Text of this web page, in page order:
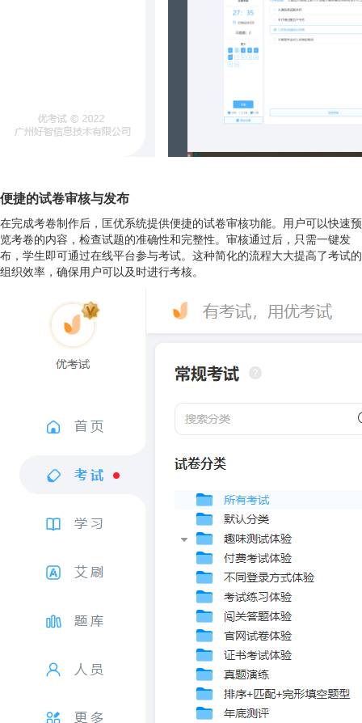
便捷的试卷审核与发布
在完成考卷制作后，匡优系统提供便捷的试卷审核功能。用户可以快速预
览考卷的内容，检查试题的准确性和完整性。审核通过后，只需一键发
布，学生即可通过在线平台参与考试。这种简化的流程大大提高了考试的
组织效率，确保用户可以及时进行考核。